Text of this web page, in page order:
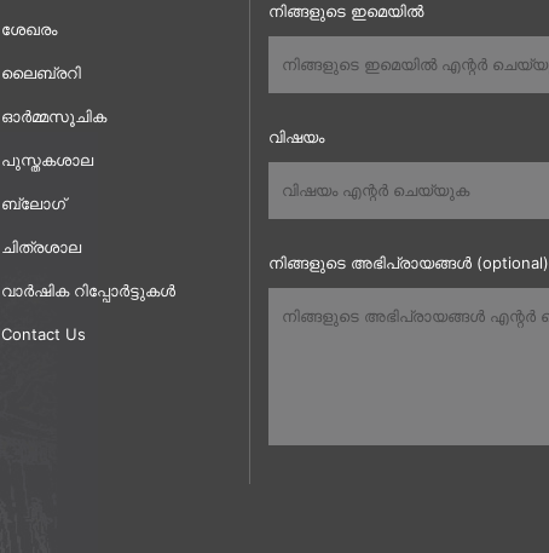
ശേഖരം
ലൈബ്രറി
ഓർമ്മസൂചിക
പുസ്തകശാല
ബ്ലോഗ്
ചിത്രശാല
വാർഷിക റിപ്പോർട്ടുകൾ
Contact Us
നിങ്ങളുടെ ഇമെയിൽ
വിഷയം
നിങ്ങളുടെ അഭിപ്രായങ്ങൾ (optional)